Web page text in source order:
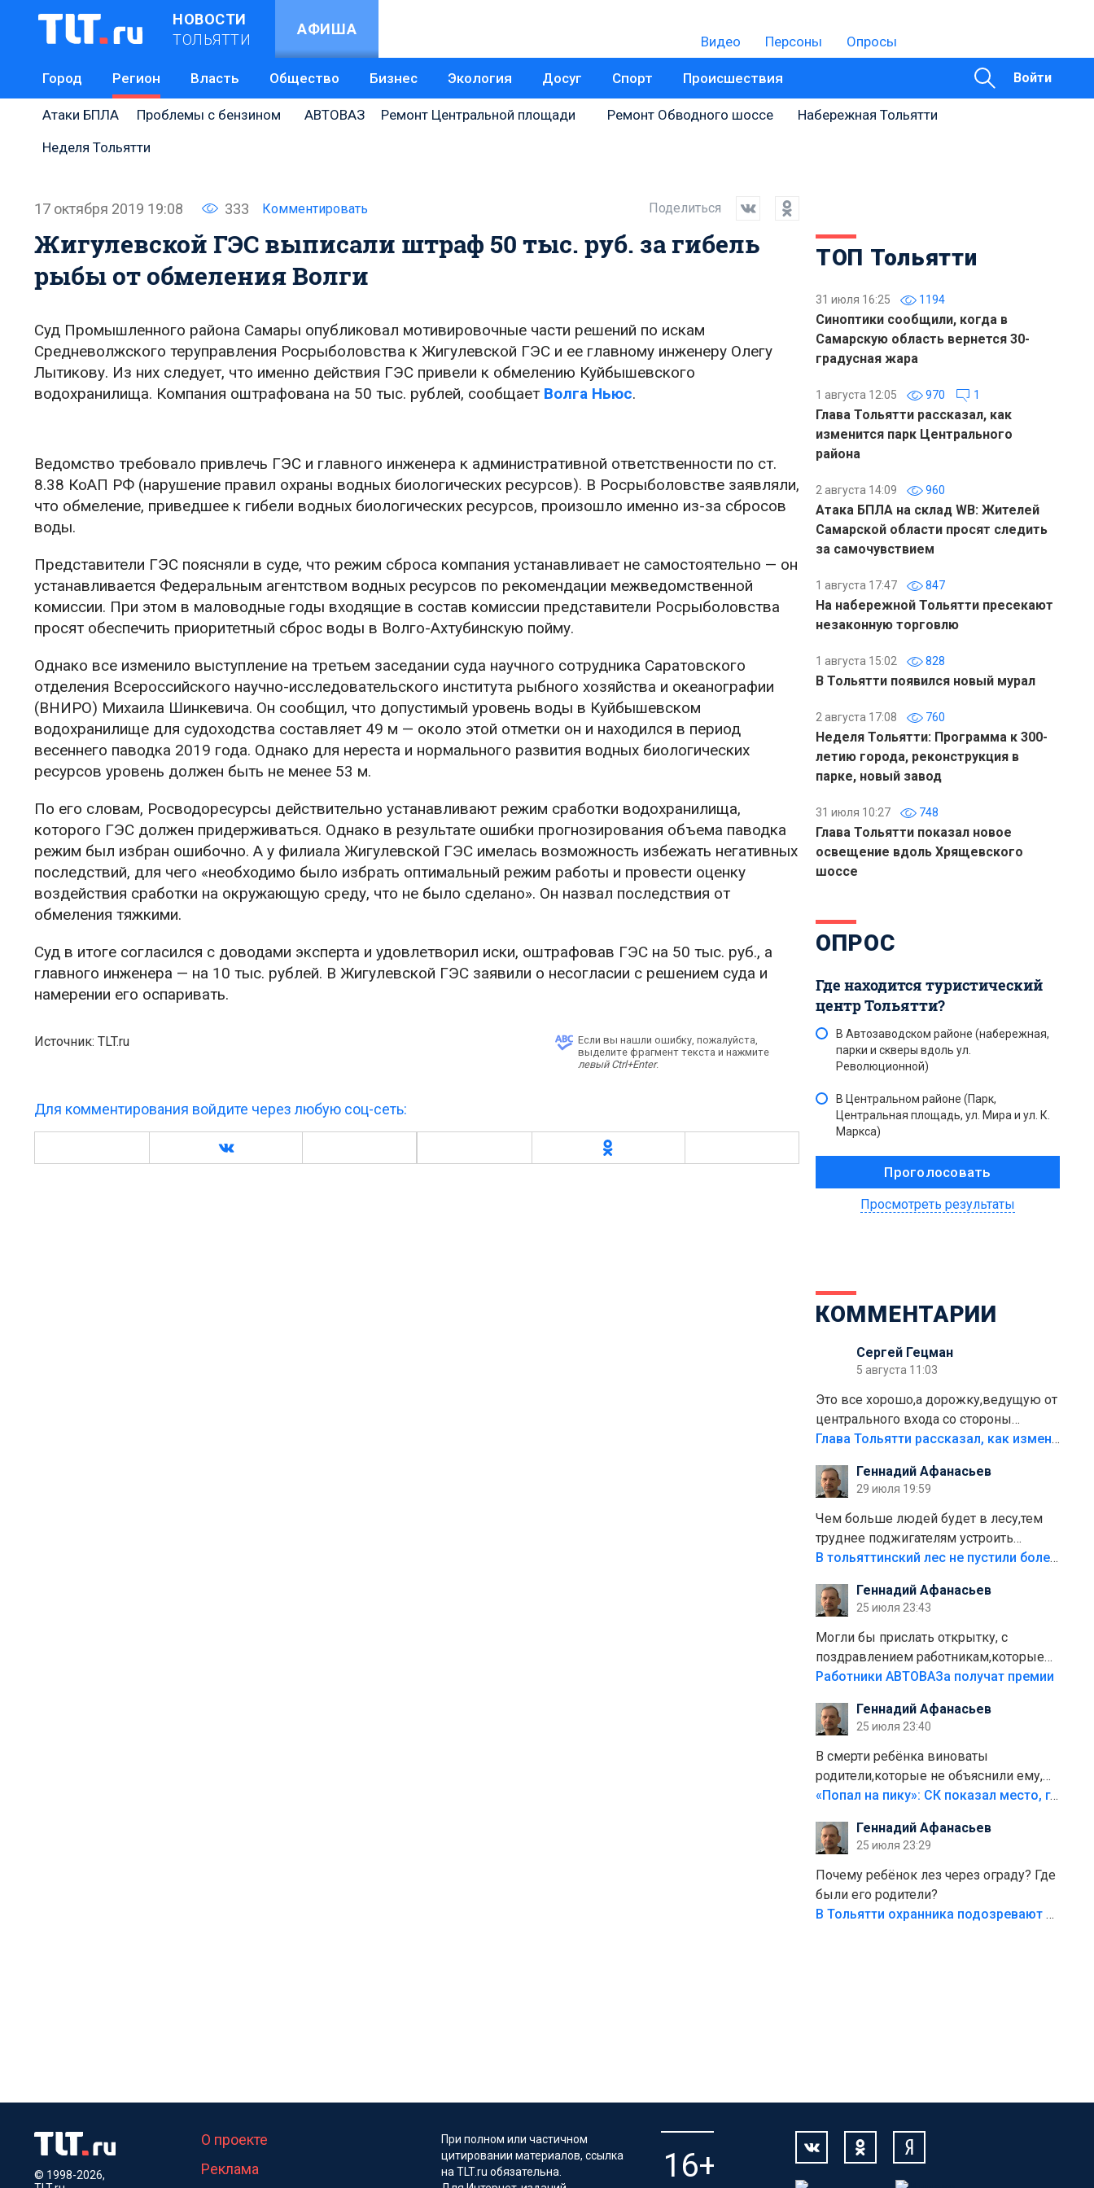
НОВОСТИ
ТОЛЬЯТТИ
АФИША
Видео Персоны Опросы
Город Регион Власть Общество Бизнес Экология Досуг Спорт Происшествия Войти
Атаки БПЛА Проблемы с бензином АВТОВАЗ Ремонт Центральной площади Ремонт Обводного шоссе
Набережная Тольятти
Неделя Тольятти
17 октября 2019 19:08 333 Комментировать Поделиться
Жигулевской ГЭС выписали штраф 50 тыс. руб. за гибель
рыбы от обмеления Волги
Суд Промышленного района Самары опубликовал мотивировочные части решений по искам
Средневолжского теруправления Росрыболовства к Жигулевской ГЭС и ее главному инженеру Олегу
Лытикову. Из них следует, что именно действия ГЭС привели к обмелению Куйбышевского
водохранилища. Компания оштрафована на 50 тыс. рублей, сообщает Волга Ньюс.
Ведомство требовало привлечь ГЭС и главного инженера к административной ответственности по ст.
8.38 КоАП РФ (нарушение правил охраны водных биологических ресурсов). В Росрыболовстве заявляли,
что обмеление, приведшее к гибели водных биологических ресурсов, произошло именно из-за сбросов
воды.
Представители ГЭС поясняли в суде, что режим сброса компания устанавливает не самостоятельно — он
устанавливается Федеральным агентством водных ресурсов по рекомендации межведомственной
комиссии. При этом в маловодные годы входящие в состав комиссии представители Росрыболовства
просят обеспечить приоритетный сброс воды в Волго-Ахтубинскую пойму.
Однако все изменило выступление на третьем заседании суда научного сотрудника Саратовского
отделения Всероссийского научно-исследовательского института рыбного хозяйства и океанографии
(ВНИРО) Михаила Шинкевича. Он сообщил, что допустимый уровень воды в Куйбышевском
водохранилище для судоходства составляет 49 м — около этой отметки он и находился в период
весеннего паводка 2019 года. Однако для нереста и нормального развития водных биологических
ресурсов уровень должен быть не менее 53 м.
По его словам, Росводоресурсы действительно устанавливают режим сработки водохранилища,
которого ГЭС должен придерживаться. Однако в результате ошибки прогнозирования объема паводка
режим был избран ошибочно. А у филиала Жигулевской ГЭС имелась возможность избежать негативных
последствий, для чего «необходимо было избрать оптимальный режим работы и провести оценку
воздействия сработки на окружающую среду, что не было сделано». Он назвал последствия от
обмеления тяжкими.
Суд в итоге согласился с доводами эксперта и удовлетворил иски, оштрафовав ГЭС на 50 тыс. руб., а
главного инженера — на 10 тыс. рублей. В Жигулевской ГЭС заявили о несогласии с решением суда и
намерении его оспаривать.
Источник: TLT.ru
Если вы нашли ошибку, пожалуйста,
выделите фрагмент текста и нажмите
левый Ctrl+Enter.
Для комментирования войдите через любую соц-сеть:
ТОП Тольятти
31 июля 16:25 1194
Синоптики сообщили, когда в
Самарскую область вернется 30-
градусная жара
1 августа 12:05 970 1
Глава Тольятти рассказал, как
изменится парк Центрального
района
2 августа 14:09 960
Атака БПЛА на склад WB: Жителей
Самарской области просят следить
за самочувствием
1 августа 17:47 847
На набережной Тольятти пресекают
незаконную торговлю
1 августа 15:02 828
В Тольятти появился новый мурал
2 августа 17:08 760
Неделя Тольятти: Программа к 300-
летию города, реконструкция в
парке, новый завод
31 июля 10:27 748
Глава Тольятти показал новое
освещение вдоль Хрящевского
шоссе
ОПРОС
Где находится туристический
центр Тольятти?
В Автозаводском районе (набережная,
парки и скверы вдоль ул.
Революционной)
В Центральном районе (Парк,
Центральная площадь, ул. Мира и ул. К.
Маркса)
Просмотреть результаты
КОММЕНТАРИИ
Сергей Гецман
5 августа 11:03
Это все хорошо,а дорожку,ведущую от
центрального входа со стороны
кафе"Мираж" к аттракционам слабо
плитки не хватило,т.к.осенью и зимой
лежала в парке и испортилась.Да
еще,видимо,часть украли.
Глава Тольятти рассказал, как изменится парк Центрального района
Геннадий Афанасьев
29 июля 19:59
Чем больше людей будет в лесу,тем
труднее поджигателям устроить
пожар.Тех кто разводит костры,тех
полно стоит,почему водители всё
равно едут в лес? Штрафы мизерные.
В тольяттинский лес не пустили более тысячи автомобилей
Геннадий Афанасьев
25 июля 23:43
Могли бы прислать открытку, с
поздравлением работникам,которые
больше сорока лет отработали на
Работники АВТОВАЗа получат премии
Геннадий Афанасьев
25 июля 23:40
В смерти ребёнка виноваты
родители,которые не объяснили ему,
что такое хорошо и что такое плохо!
безумия,есть же калитка,ворота!
Жалко ребёнка,но он сам выбрал свою
судьбу.
«Попал на пику»: СК показал место, где был смертельно травмирован ребенок в Тольятти
Геннадий Афанасьев
25 июля 23:29
Почему ребёнок лез через ограду? Где
были его родители?
В Тольятти охранника подозревают в причинении смерти ребенку
© 1998-2026,
О проекте
Реклама
При полном или частичном
цитировании материалов, ссылка
на TLT.ru обязательна.